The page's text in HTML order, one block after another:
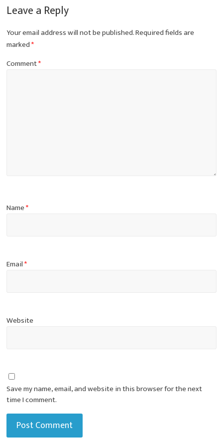
Leave a Reply
Your email address will not be published.Required fields are
marked*
Comment*
Name*
Email*
Website
Save my name, email, and website in this browser for the next
time I comment.